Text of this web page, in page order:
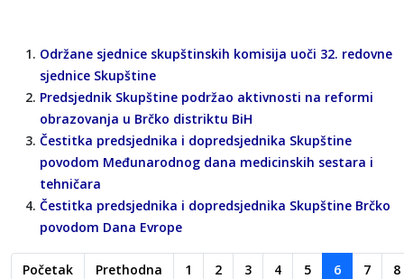
Održane sjednice skupštinskih komisija uoči 32. redovne
sjednice Skupštine
Predsjednik Skupštine podržao aktivnosti na reformi
obrazovanja u Brčko distriktu BiH
Čestitka predsjednika i dopredsjednika Skupštine
povodom Međunarodnog dana medicinskih sestara i
tehničara
Čestitka predsjednika i dopredsjednika Skupštine Brčko
povodom Dana Evrope
Početak Prethodna 1 2 3 4 5 6 7 8